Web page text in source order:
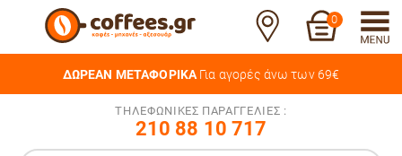
0
ΔΩΡΕΑΝ ΜΕΤΑΦΟΡΙΚΑ Για αγορές άνω των 69€
ΤΗΛΕΦΩΝΙΚΕΣ ΠΑΡΑΓΓΕΛΙΕΣ :
210 88 10 717